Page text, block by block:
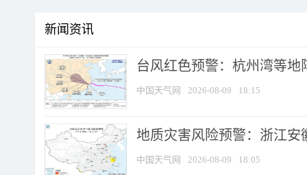
新闻资讯
台风红色预警：杭州湾等地
中国天气网 2026-08-09 18:15
地质灾害风险预警：浙江安
中国天气网 2026-08-09 18:05